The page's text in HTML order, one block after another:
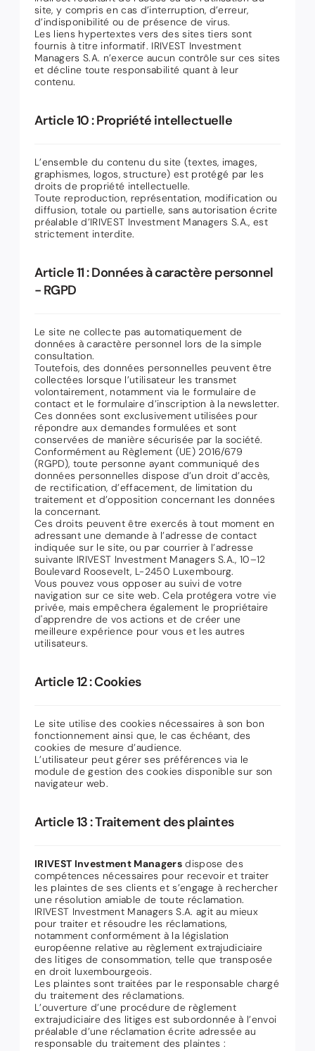
site, y compris en cas d’interruption, d’erreur,
d’indisponibilité ou de présence de virus.
Les liens hypertextes vers des sites tiers sont
fournis à titre informatif. IRIVEST Investment
Managers S.A. n’exerce aucun contrôle sur ces sites
et décline toute responsabilité quant à leur
contenu.
Article 10 : Propriété intellectuelle
L’ensemble du contenu du site (textes, images,
graphismes, logos, structure) est protégé par les
droits de propriété intellectuelle.
Toute reproduction, représentation, modification ou
diffusion, totale ou partielle, sans autorisation écrite
préalable d’IRIVEST Investment Managers S.A., est
strictement interdite.
Article 11 : Données à caractère personnel
- RGPD
Le site ne collecte pas automatiquement de
données à caractère personnel lors de la simple
consultation.
Toutefois, des données personnelles peuvent être
collectées lorsque l’utilisateur les transmet
volontairement, notamment via le formulaire de
contact et le formulaire d’inscription à la newsletter.
Ces données sont exclusivement utilisées pour
répondre aux demandes formulées et sont
conservées de manière sécurisée par la société.
Conformément au Règlement (UE) 2016/679
(RGPD), toute personne ayant communiqué des
données personnelles dispose d’un droit d’accès,
de rectification, d’effacement, de limitation du
traitement et d’opposition concernant les données
la concernant.
Ces droits peuvent être exercés à tout moment en
adressant une demande à l’adresse de contact
indiquée sur le site, ou par courrier à l’adresse
suivante IRIVEST Investment Managers S.A., 10–12
Boulevard Roosevelt, L-2450 Luxembourg.
Vous pouvez vous opposer au suivi de votre
navigation sur ce site web. Cela protégera votre vie
privée, mais empêchera également le propriétaire
d'apprendre de vos actions et de créer une
meilleure expérience pour vous et les autres
utilisateurs.
Article 12 : Cookies
Le site utilise des cookies nécessaires à son bon
fonctionnement ainsi que, le cas échéant, des
cookies de mesure d’audience.
L’utilisateur peut gérer ses préférences via le
module de gestion des cookies disponible sur son
navigateur web.
Article 13 : Traitement des plaintes
IRIVEST Investment Managersdispose des
compétences nécessaires pour recevoir et traiter
les plaintes de ses clients et s’engage à rechercher
une résolution amiable de toute réclamation.
IRIVEST Investment Managers S.A. agit au mieux
pour traiter et résoudre les réclamations,
notamment conformément à la législation
européenne relative au règlement extrajudiciaire
des litiges de consommation, telle que transposée
en droit luxembourgeois.
Les plaintes sont traitées par le responsable chargé
du traitement des réclamations.
L’ouverture d’une procédure de règlement
extrajudiciaire des litiges est subordonnée à l’envoi
préalable d’une réclamation écrite adressée au
responsable du traitement des plaintes :